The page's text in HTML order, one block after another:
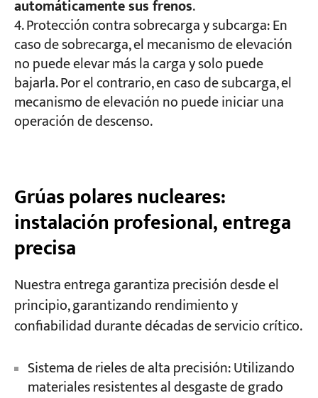
automáticamente sus frenos.
Protección contra sobrecarga y subcarga: En
caso de sobrecarga, el mecanismo de elevación
no puede elevar más la carga y solo puede
bajarla. Por el contrario, en caso de subcarga, el
mecanismo de elevación no puede iniciar una
operación de descenso.
Grúas polares nucleares:
instalación profesional, entrega
precisa
Nuestra entrega garantiza precisión desde el
principio, garantizando rendimiento y
confiabilidad durante décadas de servicio crítico.
Sistema de rieles de alta precisión: Utilizando
materiales resistentes al desgaste de grado